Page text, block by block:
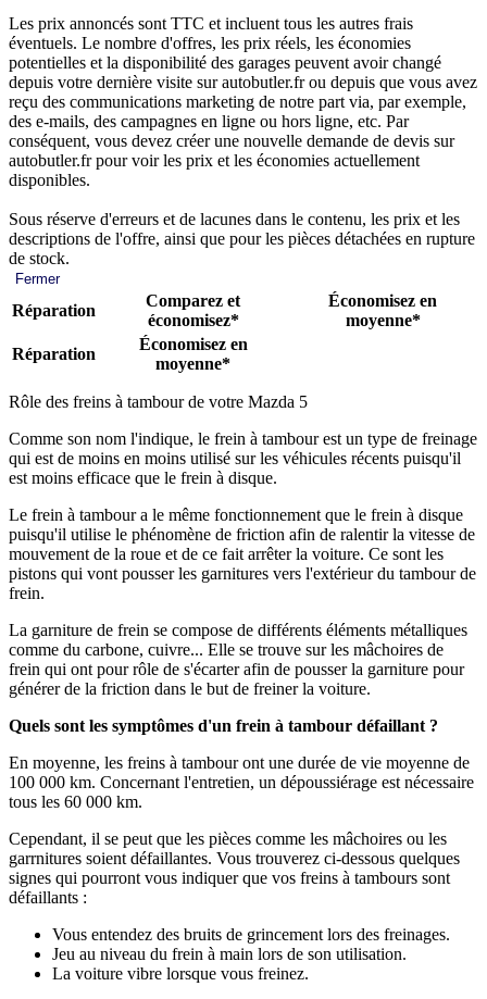
Les prix annoncés sont TTC et incluent tous les autres frais
éventuels. Le nombre d'offres, les prix réels, les économies
potentielles et la disponibilité des garages peuvent avoir changé
depuis votre dernière visite sur autobutler.fr ou depuis que vous avez
reçu des communications marketing de notre part via, par exemple,
des e-mails, des campagnes en ligne ou hors ligne, etc. Par
conséquent, vous devez créer une nouvelle demande de devis sur
autobutler.fr pour voir les prix et les économies actuellement
disponibles.
Sous réserve d'erreurs et de lacunes dans le contenu, les prix et les
descriptions de l'offre, ainsi que pour les pièces détachées en rupture
de stock.
Fermer
Réparation
Comparez et
économisez*
Économisez en
moyenne*
Réparation
Économisez en
moyenne*
Rôle des freins à tambour de votre Mazda 5
Comme son nom l'indique, le frein à tambour est un type de freinage
qui est de moins en moins utilisé sur les véhicules récents puisqu'il
est moins efficace que le frein à disque.
Le frein à tambour a le même fonctionnement que le frein à disque
puisqu'il utilise le phénomène de friction afin de ralentir la vitesse de
mouvement de la roue et de ce fait arrêter la voiture. Ce sont les
pistons qui vont pousser les garnitures vers l'extérieur du tambour de
frein.
La garniture de frein se compose de différents éléments métalliques
comme du carbone, cuivre... Elle se trouve sur les mâchoires de
frein qui ont pour rôle de s'écarter afin de pousser la garniture pour
générer de la friction dans le but de freiner la voiture.
Quels sont les symptômes d'un frein à tambour défaillant ?
En moyenne, les freins à tambour ont une durée de vie moyenne de
100 000 km. Concernant l'entretien, un dépoussiérage est nécessaire
tous les 60 000 km.
Cependant, il se peut que les pièces comme les mâchoires ou les
garrnitures soient défaillantes. Vous trouverez ci-dessous quelques
signes qui pourront vous indiquer que vos freins à tambours sont
défaillants :
Vous entendez des bruits de grincement lors des freinages.
Jeu au niveau du frein à main lors de son utilisation.
La voiture vibre lorsque vous freinez.